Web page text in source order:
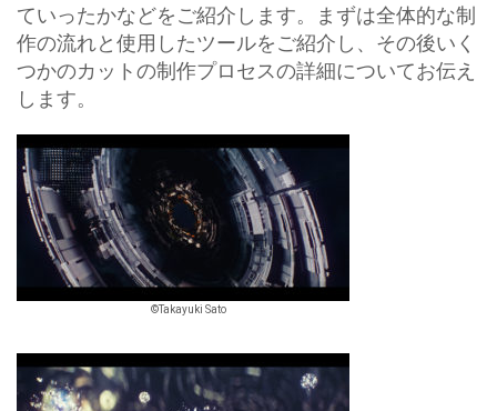
ていったかなどをご紹介します。まずは全体的な制
作の流れと使用したツールをご紹介し、その後いく
つかのカットの制作プロセスの詳細についてお伝え
します。
©Takayuki Sato